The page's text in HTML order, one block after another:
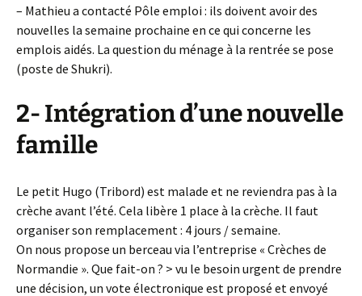
– Mathieu a contacté Pôle emploi : ils doivent avoir des
nouvelles la semaine prochaine en ce qui concerne les
emplois aidés. La question du ménage à la rentrée se pose
(poste de Shukri).
2- Intégration d’une nouvelle
famille
Le petit Hugo (Tribord) est malade et ne reviendra pas à la
crèche avant l’été. Cela libère 1 place à la crèche. Il faut
organiser son remplacement : 4 jours / semaine.
On nous propose un berceau via l’entreprise « Crèches de
Normandie ». Que fait-on ? > vu le besoin urgent de prendre
une décision, un vote électronique est proposé et envoyé